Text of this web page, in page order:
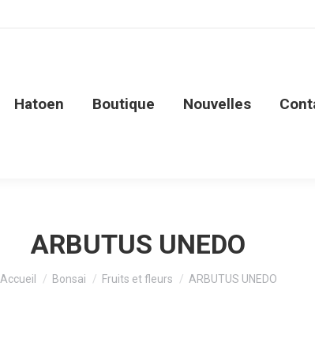
Hatoen Boutique Nouvelles
ARBUTUS UNEDO
Accueil Bonsai Fruits et fleurs ARBUTUS UNEDO